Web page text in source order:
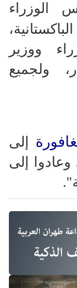
الوزراء
ووزير
ولجميع
إلى
وعادوا إلى